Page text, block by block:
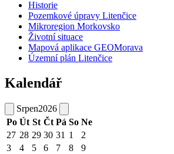
Historie
Pozemkové úpravy Litenčice
Mikroregion Morkovsko
Životní situace
Mapová aplikace GEOMorava
Územní plán Litenčice
Kalendář
Srpen2026
Po Út St Čt Pá So Ne
27 28 29 30 31 1
2
3
4 5 6 7 8
9